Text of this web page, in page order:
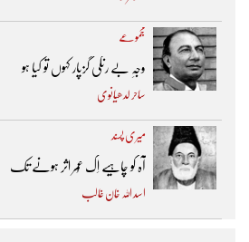
مجموعے
وجہِ بے رنگی گزپار کہوں تو کیا ہو
ساحر لدھیانوی
میری پسند
آہ کو چاہیے اِک عُمر اثر ہونے تک ​
اسد اللہ خان غالب